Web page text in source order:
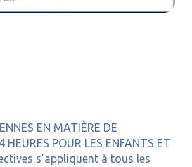
EN MATIÈRE DE
POUR LES ENFANTS ET
s’appliquent à tous les